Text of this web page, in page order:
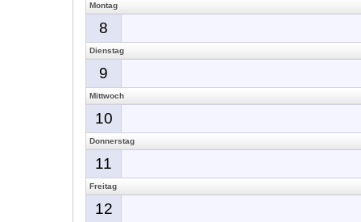
Montag
8
Dienstag
9
Mittwoch
10
Donnerstag
11
Freitag
12